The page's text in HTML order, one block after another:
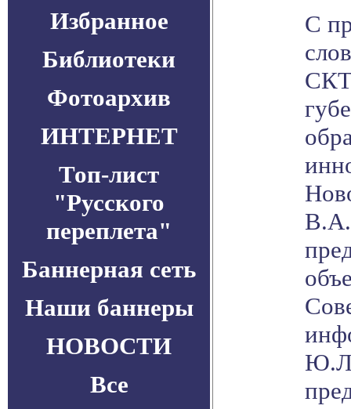
Избранное
Библиотеки
Фотоархив
ИНТЕРНЕТ
Топ-лист
"Русского
переплета"
Баннерная сеть
Наши баннеры
НОВОСТИ
Все
С
СКТ